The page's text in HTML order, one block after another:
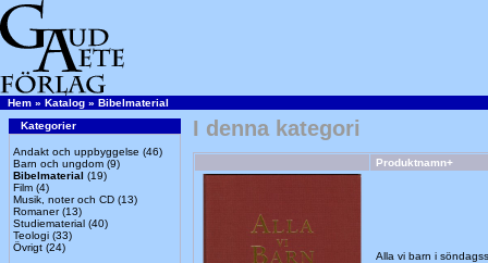
Hem » Katalog » Bibelmaterial
Kategorier
Andakt och uppbyggelse (46)
Barn och ungdom (9)
Bibelmaterial (19)
Film (4)
Musik, noter och CD (13)
Romaner(13)
Studiematerial (40)
Teologi (33)
Övrigt (24)
I denna kategori
Produktnamn+
Alla vi barn i